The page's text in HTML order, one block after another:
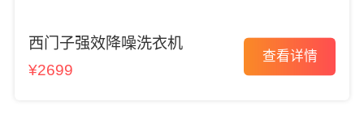
西门子强效降噪洗衣机
¥2699
查看详情